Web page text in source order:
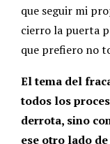
que seguir mi
cierro la puerta
que prefiero no
El tema del
todos los
derrota, sino
ese otro lado